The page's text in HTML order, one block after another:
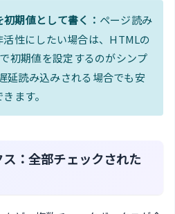
期値として書く： ページ読み
性にしたい場合は、HTMLの
で初期値を設定するのがシンプ
延読み込みされる場合でも安
ます。
：全部チェックされた